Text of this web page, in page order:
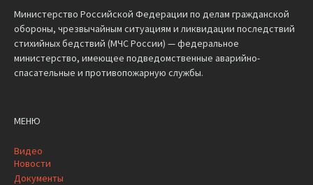
Министерство Российской Федерации по делам гражданской
обороны, чрезвычайным ситуациям и ликвидации последствий
стихийных бедствий (МЧС России) — федеральное
министерство, имеющее подведомственные аварийно-
спасательные и противопожарную службы.
МЕНЮ
Видео
Новости
Документы